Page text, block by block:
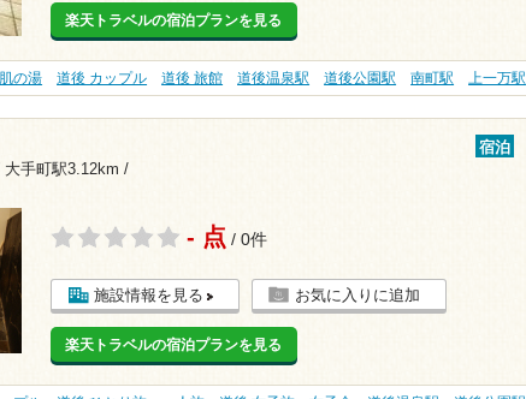
楽天トラベルの宿泊プランを見る
の湯 道後 カップル 道後 旅館 道後温泉駅 道後公園駅 南町駅 上一万駅
大手町駅3.12km /
宿泊
- 点 / 0件
施設情報を見る お気に入りに追加
楽天トラベルの宿泊プランを見る